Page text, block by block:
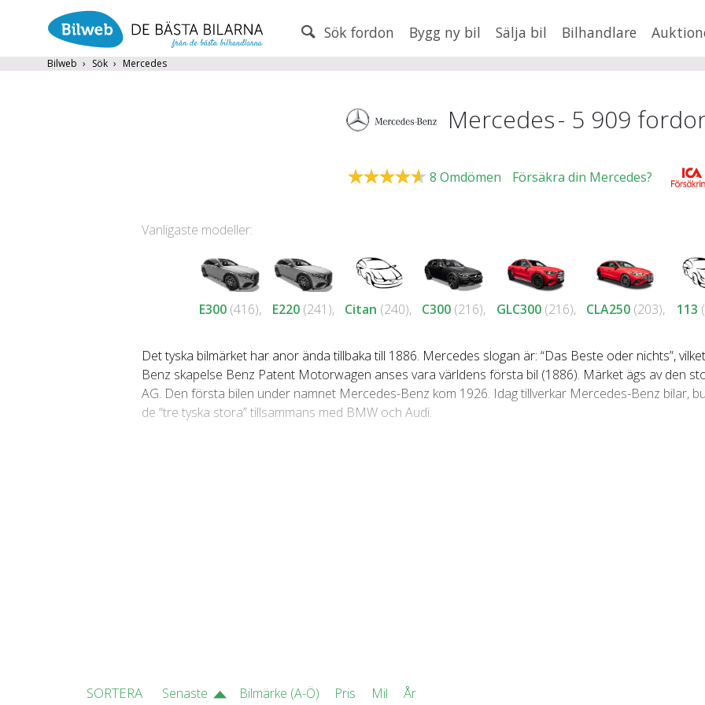
Sök fordon Bygg ny bil Sälja bil Bilhandlare
Bilweb Sök Mercedes
År till
Mercedes- 5 909
8 Omdömen Försäkra din Mercedes?
Vanligaste modeller:
E300 (416), E220(241), Citan (240), C300 (216), GLC300(216), CLA250(203), 113
Det tyska bilmärket har anor ända tillbaka till 1886. Mercedes slogan är: “Das Beste oder nichts”,
Benz skapelse Benz Patent Motorwagen anses vara världens första bil (1886). Märket ägs av den
AG. Den första bilen under namnet Mercedes-Benz kom 1926. Idag tillverkar Mercedes-Benz bilar,
de “tre tyska stora” tillsammans med BMW och Audi.
Det finns 15 biltyper av Mercedes. Dessa är Sedan med 91 428 fordon, Kombi med 64 587 fordon,
SORTERA Senaste Bilmärke (A-Ö) Pris Mil År